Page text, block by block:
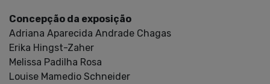
Concepção da exposição
Adriana Aparecida Andrade Chagas
Erika Hingst-Zaher
Melissa Padilha Rosa
Louise Mamedio Schneider